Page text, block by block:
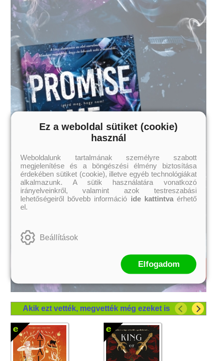
Akik ezt vették, megvették még ezeket is
Ez a weboldal sütiket (cookie)
használ
Weboldalunk tartalmának személyre szabott
megjelenítése és a böngészési élmény biztosítása
érdekében sütiket (cookie), illetve egyéb technológiákat
alkalmazunk. A sütik használatára vonatkozó
irányelveinkről, valamint azok testreszabási
lehetőségeiről bővebb információ ide kattintvaérhető
el.
Beállítások
Elfogadom